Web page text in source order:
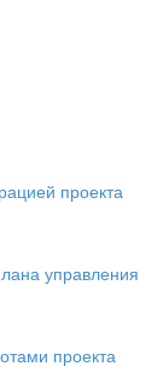
проекта
управления
проекта